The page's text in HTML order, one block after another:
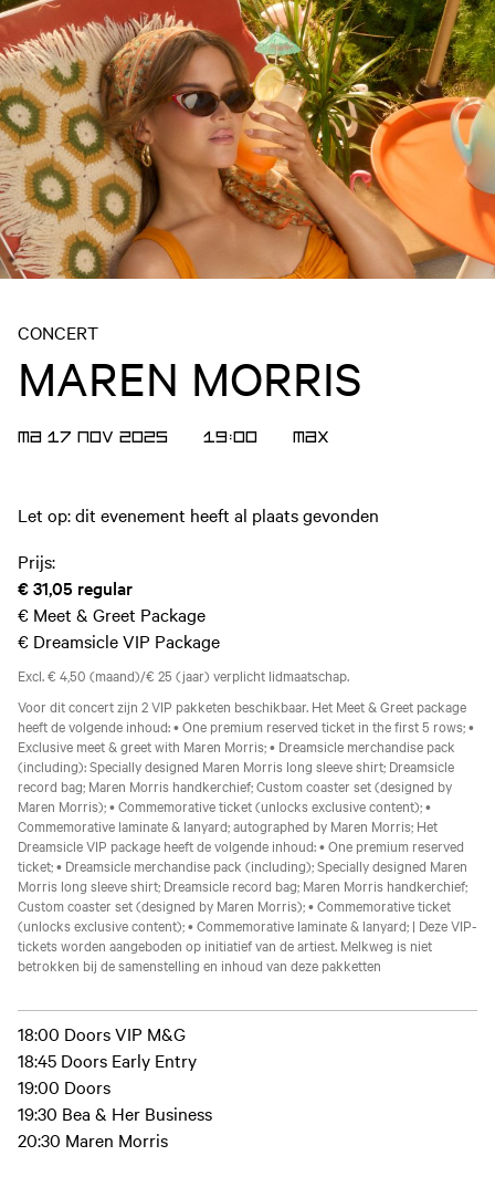
CONCERT
MAREN MORRIS
MA 17 NOV 2025 19:00 MAX
Let op: dit evenement heeft al plaats gevonden
Prijs:
€ 31,05 regular
€ Meet & Greet Package
€ Dreamsicle VIP Package
Excl. € 4,50 (maand)/€ 25 (jaar) verplicht lidmaatschap.
Voor dit concert zijn 2 VIP pakketen beschikbaar. Het Meet & Greet package
heeft de volgende inhoud: • One premium reserved ticket in the first 5 rows; •
Exclusive meet & greet with Maren Morris; • Dreamsicle merchandise pack
(including): Specially designed Maren Morris long sleeve shirt; Dreamsicle
record bag; Maren Morris handkerchief; Custom coaster set (designed by
Maren Morris); • Commemorative ticket (unlocks exclusive content); •
Commemorative laminate & lanyard; autographed by Maren Morris; Het
Dreamsicle VIP package heeft de volgende inhoud: • One premium reserved
ticket; • Dreamsicle merchandise pack (including); Specially designed Maren
Morris long sleeve shirt; Dreamsicle record bag; Maren Morris handkerchief;
Custom coaster set (designed by Maren Morris); • Commemorative ticket
(unlocks exclusive content); • Commemorative laminate & lanyard; | Deze VIP-
tickets worden aangeboden op initiatief van de artiest. Melkweg is niet
betrokken bij de samenstelling en inhoud van deze pakketten
18:00 Doors VIP M&G
18:45 Doors Early Entry
19:00 Doors
19:30 Bea & Her Business
20:30 Maren Morris